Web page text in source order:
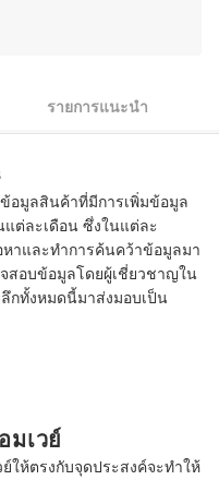
แอมเวย์ที่ช่วยบำรุงกระดูก
น โปรตีน
รายการแนะนำ
อมูลสินค้าที่มีการเพิ่มข้อมูล
แต่ละเดือน ซึ่งในแต่ละ
หาและทำการค้นคว้าข้อมูลมา
สอบข้อมูลโดยผู้เชี่ยวชาญใน
กทั้งหมดนี้มาส่งมอบเป็น
มเวย์
ให้ตรงกับจุดประสงค์จะทำให้